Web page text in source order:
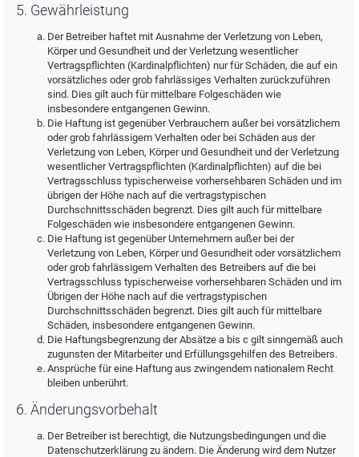
5. Gewährleistung
Der Betreiber haftet mit Ausnahme der Verletzung von Leben,
Körper und Gesundheit und der Verletzung wesentlicher
Vertragspflichten (Kardinalpflichten) nur für Schäden, die auf ein
vorsätzliches oder grob fahrlässiges Verhalten zurückzuführen
sind. Dies gilt auch für mittelbare Folgeschäden wie
insbesondere entgangenen Gewinn.
Die Haftung ist gegenüber Verbrauchern außer bei vorsätzlichem
oder grob fahrlässigem Verhalten oder bei Schäden aus der
Verletzung von Leben, Körper und Gesundheit und der Verletzung
wesentlicher Vertragspflichten (Kardinalpflichten) auf die bei
Vertragsschluss typischerweise vorhersehbaren Schäden und im
übrigen der Höhe nach auf die vertragstypischen
Durchschnittsschäden begrenzt. Dies gilt auch für mittelbare
Folgeschäden wie insbesondere entgangenen Gewinn.
Die Haftung ist gegenüber Unternehmern außer bei der
Verletzung von Leben, Körper und Gesundheit oder vorsätzlichem
oder grob fahrlässigem Verhalten des Betreibers auf die bei
Vertragsschluss typischerweise vorhersehbaren Schäden und im
Übrigen der Höhe nach auf die vertragstypischen
Durchschnittsschäden begrenzt. Dies gilt auch für mittelbare
Schäden, insbesondere entgangenen Gewinn.
Die Haftungsbegrenzung der Absätze a bis c gilt sinngemäß auch
zugunsten der Mitarbeiter und Erfüllungsgehilfen des Betreibers.
Ansprüche für eine Haftung aus zwingendem nationalem Recht
bleiben unberührt.
6. Änderungsvorbehalt
Der Betreiber ist berechtigt, die Nutzungsbedingungen und die
Datenschutzerklärung zu ändern. Die Änderung wird dem Nutzer